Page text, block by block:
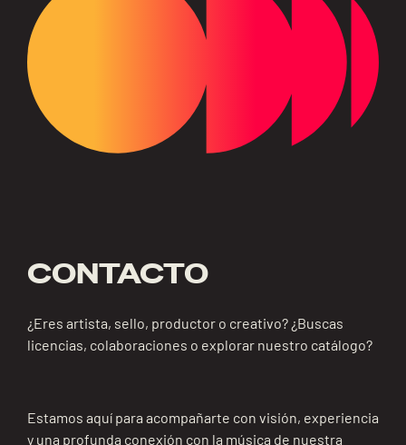
CONTACTO
¿Eres artista, sello, productor o creativo? ¿Buscas
licencias, colaboraciones o explorar nuestro catálogo?
Estamos aquí para acompañarte con visión, experiencia
y una profunda conexión con la música de nuestra